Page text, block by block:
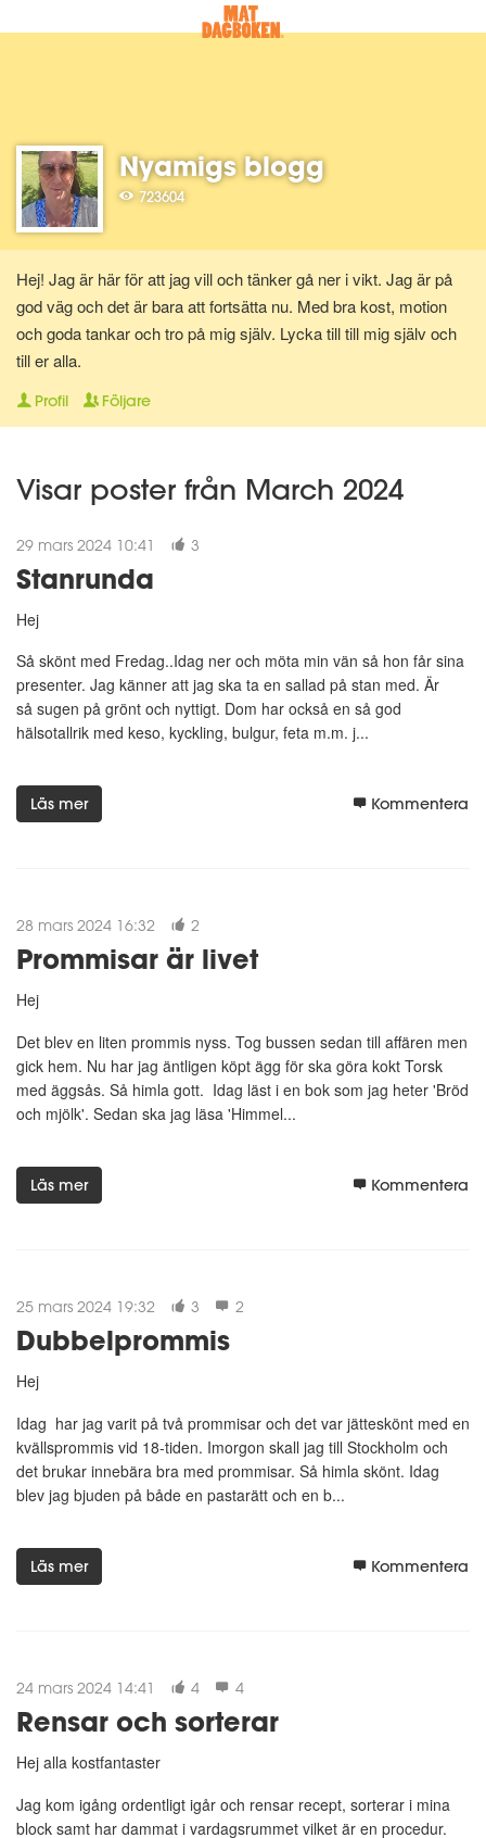
Nyamigs blogg
723604
Hej! Jag är här för att jag vill och tänker gå ner i vikt. Jag är på
god väg och det är bara att fortsätta nu. Med bra kost, motion
och goda tankar och tro på mig själv. Lycka till till mig själv och
till er alla.
Profil Följare
Visar poster från March 2024
29 mars 2024 10:41 3
Stanrunda
Hej
Så skönt med Fredag..Idag ner och möta min vän så hon får sina
presenter. Jag känner att jag ska ta en sallad på stan med. Är
så sugen på grönt och nyttigt. Dom har också en så god
hälsotallrik med keso, kyckling, bulgur, feta m.m. j...
Läs mer Kommentera
28 mars 2024 16:32 2
Prommisar är livet
Hej
Det blev en liten prommis nyss. Tog bussen sedan till affären men
gick hem. Nu har jag äntligen köpt ägg för ska göra kokt Torsk
med äggsås. Så himla gott. Idag läst i en bok som jag heter 'Bröd
och mjölk'. Sedan ska jag läsa 'Himmel...
Läs mer Kommentera
25 mars 2024 19:32 3 2
Dubbelprommis
Hej
Idag har jag varit på två prommisar och det var jätteskönt med en
kvällsprommis vid 18-tiden. Imorgon skall jag till Stockholm och
det brukar innebära bra med prommisar. Så himla skönt. Idag
blev jag bjuden på både en pastarätt och en b...
Läs mer Kommentera
24 mars 2024 14:41 4 4
Rensar och sorterar
Hej alla kostfantaster
Jag kom igång ordentligt igår och rensar recept, sorterar i mina
block samt har dammat i vardagsrummet vilket är en procedur.